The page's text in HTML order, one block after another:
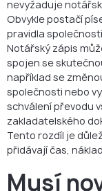
nevyžaduje
Obvykle postačí
pravidla
Notářský zápis
spojen se
například se
společnosti nebo
schválení převodu
zakladatelského
Tento rozdíl je
přidávají čas,
Musí